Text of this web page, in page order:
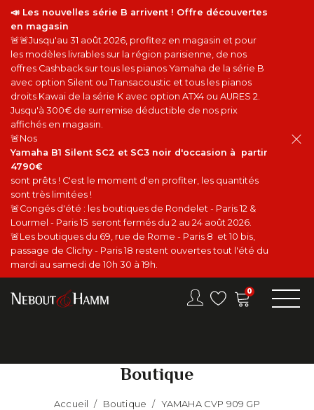
📣 Les nouvelles série B arrivent ! Offre découvertes
en magasin
🚨🚨Jusqu'au 31 août 2026, profitez en magasin et pour
les modèles livrables sur la région parisienne, de nos
offres Cashback sur tous les pianos Yamaha de la série B
avec option Silent ou Transacoustic et tous les pianos
droits Kawai de la série K avec option ATX4 ou AURES 2.
Jusqu'à 300€ de surremise déductible de nos prix
affichés en magasin.
🚨Nos
Yamaha B1 Silent SC2 et SC3 noir d'occasion à partir
4790€
sont prêts ! C'est le moment d'en profiter, les quantités
sont très limitées !
🚨Congés d'été : les boutiques de Rondelet - Paris 12 &
Lourmel - Paris 15 seront fermés du 2 au 24 août 2026.
🚨Les boutiques du 69, rue de Rome - Paris 8 et 10 bis,
passage de Clichy - Paris 18 restent ouvertes tout l'été du
mardi au samedi de 10h 30 à 19h.
0
Boutique
Accueil / Boutique / YAMAHA CVP 909 GP